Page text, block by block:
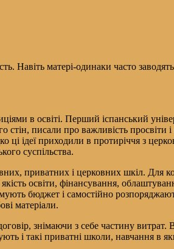
Навіть матері-одинаки часто
в освіті. Перший іспанський
стін, писали про важливість
ці ідеї приходили в протиріччя з
суспільства.
приватних і церковних шкіл. Для
освіти, фінансування,
бюджет і самостійно
матеріали.
знімаючи з себе частину витрат.
і такі приватні школи, навчання в